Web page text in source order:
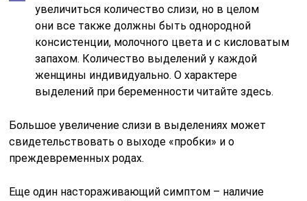
увеличиться количество слизи, но в целом
они все также должны быть однородной
консистенции, молочного цвета и с кисловатым
запахом. Количество выделений у каждой
женщины индивидуально. О характере
выделений при беременности читайте здесь.
Большое увеличение слизи в выделениях может
свидетельствовать о выходе «пробки» и о
преждевременных родах.
Еще один настораживающий симптом – наличие